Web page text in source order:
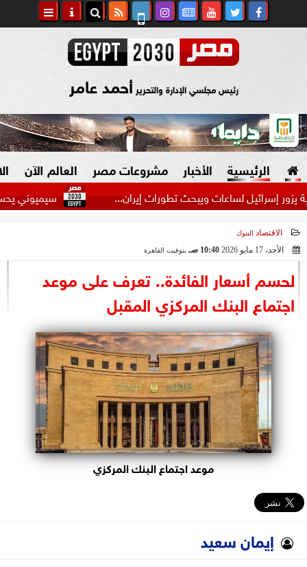
رئيس مجلسي الإدارة والتحرير أحمد عامر
الرئيسية الأخبار
السياسة
الرئاسة
البرلمان
الوزارات
الأحزاب
مشروعات مصر العالم الآن
سيميوني يحسم موقفه لساعات ويبحث تطورات إيران...
الاقتصاد البنوك
الأحد، 17 مايو 2026 10:40 صـ بتوقيت القاهرة
لحسم أسعار الفائدة.. تعرف على موعد
اجتماع البنك المركزي المقبل
موعد اجتماع البنك المركزي
إيمان سعيد